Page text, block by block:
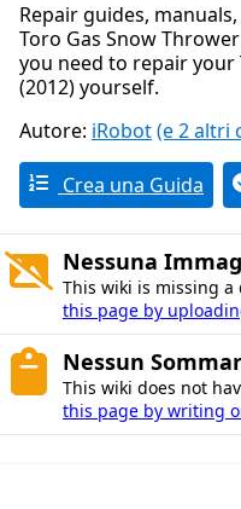
Repair guides,
Toro Gas Snow
you need to repair your
(2012) yourself.
Autore: iRobot(e 2 altri
Crea una Guida
Nessuna
This wiki is missing a
this page by
Nessun
This wiki does not
this page by writing